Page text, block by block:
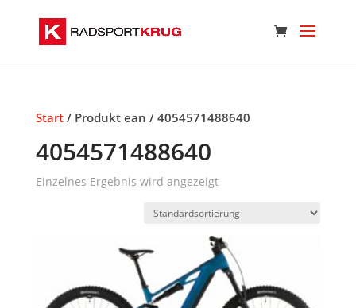
Start/ Produkt ean / 4054571488640
4054571488640
Einzelnes Ergebnis wird angezeigt